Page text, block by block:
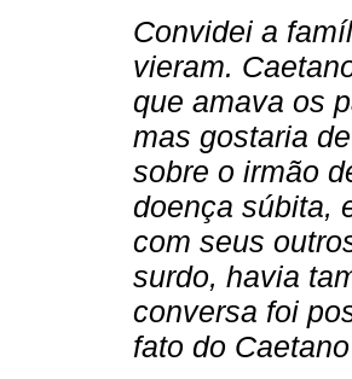
Convidei a
vieram.
que amava os
mas gostaria
sobre o irmão
doença súbita,
com seus
surdo, havia
conversa foi
fato do